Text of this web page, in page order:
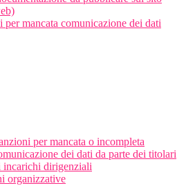
per mancata comunicazione dei dati
per mancata o incompleta
dei dati da parte dei titolari
incarichi dirigenziali
organizzative